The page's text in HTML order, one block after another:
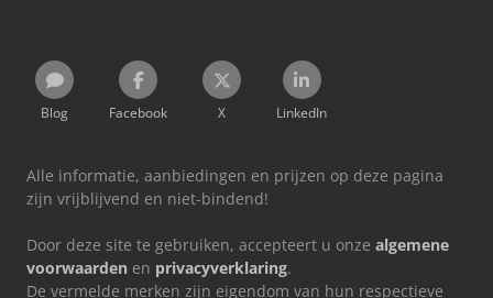
Blog Facebook X LinkedIn
Alle informatie, aanbiedingen en prijzen op deze pagina
zijn vrijblijvend en niet-bindend!
Door deze site te gebruiken, accepteert u onze algemene
voorwaarden en privacyverklaring.
De vermelde merken zijn eigendom van hun respectieve